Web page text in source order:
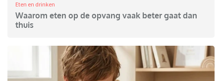
Eten en drinken
Waarom eten op de opvang vaak beter gaat dan
thuis